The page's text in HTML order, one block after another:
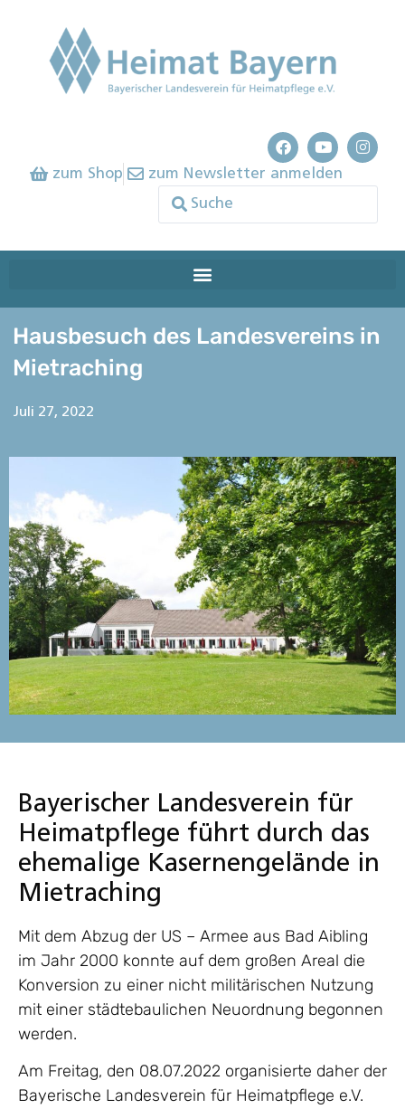
zum Shop zum Newsletter anmelden
Hausbesuch des Landesvereins in
Mietraching
Juli 27, 2022
Bayerischer Landesverein für
Heimatpflege führt durch das
ehemalige Kasernengelände in
Mietraching
Mit dem Abzug der US – Armee aus Bad Aibling
im Jahr 2000 konnte auf dem großen Areal die
Konversion zu einer nicht militärischen Nutzung
mit einer städtebaulichen Neuordnung begonnen
werden.
Am Freitag, den 08.07.2022 organisierte daher der
Bayerische Landesverein für Heimatpflege e.V.